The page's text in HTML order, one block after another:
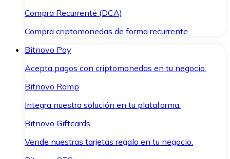
Compra Recurrente (DCA)
Compra criptomonedas de forma recurrente.
Bitnovo Pay
Acepta pagos con criptomonedas en tu negocio.
Bitnovo Ramp
Integra nuestra solución en tu plataforma.
Bitnovo Giftcards
Vende nuestras tarjetas regalo en tu negocio.